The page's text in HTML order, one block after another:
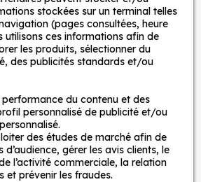
et sans effort.
de nos stickers
de motifs et de couleurs :
une large gamme de motifs et
qui vous permet de trouver le
pour votre décoration.
facile : nos stickers sont faciles
pour les débutants. Il suffit de
décoratifs
stockées sur un terminal telles
(pages consultées, heure
utilisons ces informations afin de
les produits, sélectionner du
des publicités standards et/ou
performance du contenu et des
personnalisé de publicité et/ou
des études de marché afin de
d’audience, gérer les avis clients, le
l’activité commerciale, la relation
et prévenir les fraudes.